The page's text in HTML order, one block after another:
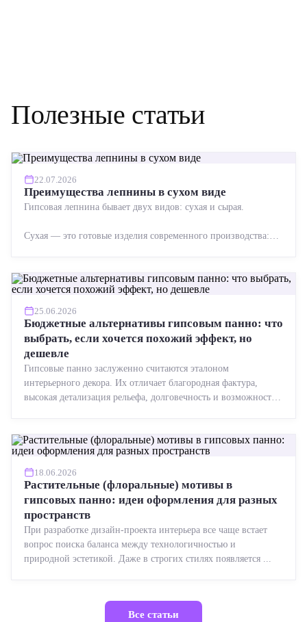
Полезные статьи
22.07.2026
Преимущества лепнины в сухом виде
Гипсовая лепнина бывает двух видов: сухая и сырая.
Сухая — это готовые изделия современного производства:
25.06.2026
Бюджетные альтернативы гипсовым панно: что
выбрать, если хочется похожий эффект, но
дешевле
Гипсовые панно заслуженно считаются эталоном
интерьерного декора. Их отличает благородная фактура,
высокая детализация рельефа, долговечность и возможность
18.06.2026
Растительные (флоральные) мотивы в
гипсовых панно: идеи оформления для разных
пространств
При разработке дизайн-проекта интерьера все чаще встает
вопрос поиска баланса между технологичностью и
природной эстетикой. Даже в строгих стилях появляется ...
Все статьи